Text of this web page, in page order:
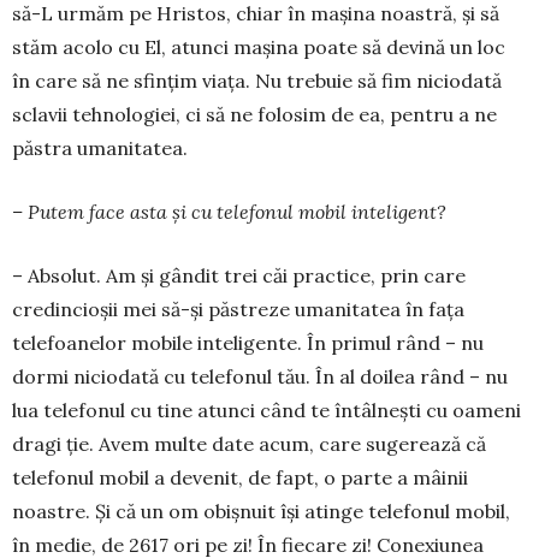
să-L urmăm pe Hristos, chiar în mașina noastră, și să
stăm acolo cu El, atunci mașina poate să devină un loc
în care să ne sfințim viața. Nu trebuie să fim niciodată
sclavii tehnologiei, ci să ne folosim de ea, pentru a ne
păstra umanitatea.
– Putem face asta și cu telefonul mobil inteligent?
– Absolut. Am și gândit trei căi practice, prin care
credincioșii mei să-și păstreze umanitatea în fața
telefoanelor mobile inteligente. În primul rând – nu
dormi niciodată cu telefonul tău. În al doilea rând – nu
lua telefonul cu tine atunci când te întâlnești cu oameni
dragi ție. Avem multe date acum, care sugerează că
telefonul mobil a devenit, de fapt, o parte a mâinii
noastre. Și că un om obișnuit își atinge telefonul mobil,
în medie, de 2617 ori pe zi! În fiecare zi! Conexiunea